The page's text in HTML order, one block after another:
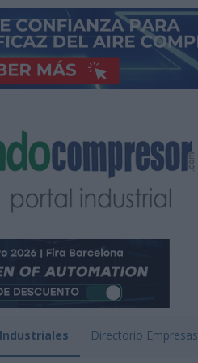
Directorio Empresas